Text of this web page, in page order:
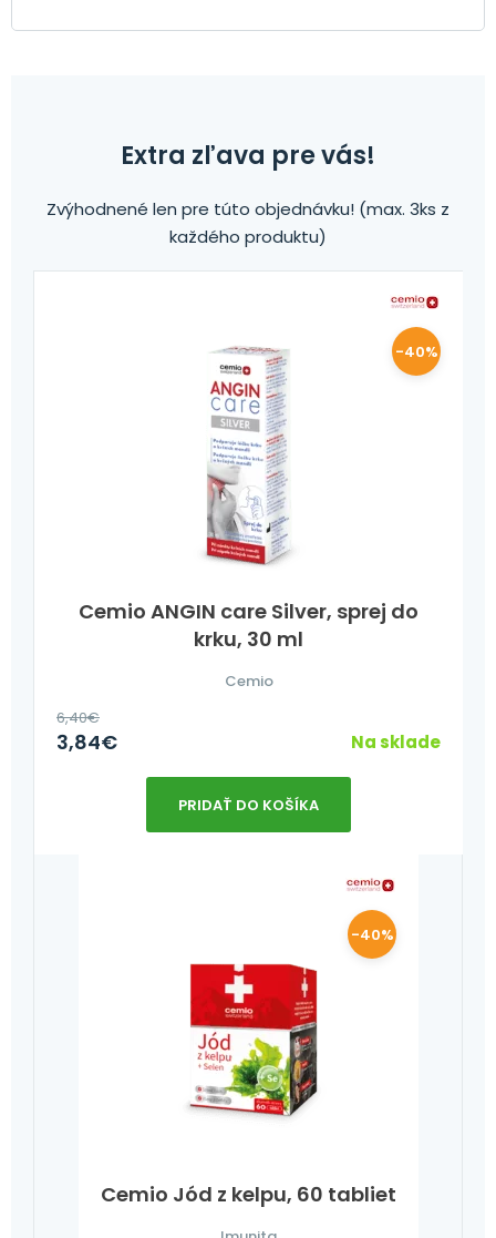
Extra zľava pre vás!
Zvýhodnené len pre túto objednávku! (max. 3ks z
každého produktu)
Cemio ANGIN care Silver, sprej do
krku, 30 ml
Cemio
-40%
6,40€
3,84€ Na sklade
PRIDAŤ DO KOŠÍKA
Cemio Jód z kelpu, 60 tabliet
-40%